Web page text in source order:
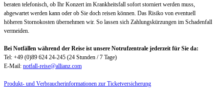
beraten telefonisch, ob Ihr Konzert im Krankheitsfall sofort storniert werden muss,
abgewartet werden kann oder ob Sie doch reisen können. Das Risiko von eventuell
höheren Stornokosten übernehmen wir. So lassen sich Zahlungskürzungen im Schadenfall
vermeiden.
Bei Notfällen während der Reise ist unsere Notrufzentrale jederzeit für Sie da:
Tel: +49 (0)89 624 24-245 (24 Stunden / 7 Tage)
E-Mail: notfall-reise@allianz.com
Produkt- und Verbraucherinformationen zur Ticketversicherung